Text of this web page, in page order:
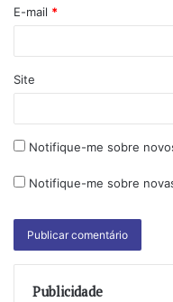
E-mail *
Site
Notifique-me sobre
Notifique-me sobre
Publicidade